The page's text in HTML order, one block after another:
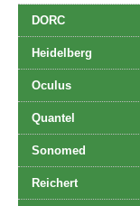
DORC
Heidelberg
Oculus
Quantel
Sonomed
Reichert